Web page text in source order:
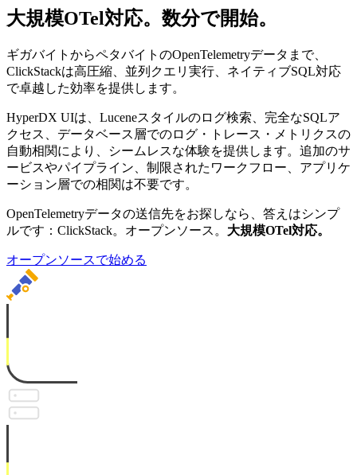
が要約されたスナップショットではなく完全なテレメトリに
エージェント型ワークフローが必要とする速度と並行性を実
現するために構築されたClickHouseは、低速クエリやボトル
ネックなしで、大規模なテレメトリ量にわたる並列調査を可
能にします。
大規模OTel対応。数分で開始。
ギガバイトからペタバイトのOpenTelemetryデータまで、
ClickStackは高圧縮、並列クエリ実行、ネイティブSQL対応
で卓越した効率を提供します。
HyperDX UIは、Luceneスタイルのログ検索、完全なSQLア
クセス、データベース層でのログ・トレース・メトリクスの
自動相関により、シームレスな体験を提供します。追加のサ
ービスやパイプライン、制限されたワークフロー、アプリケ
ーション層での相関は不要です。
OpenTelemetryデータの送信先をお探しなら、答えはシンプ
ルです：ClickStack。オープンソース。 大規模OTel対応。
オープンソースで始める